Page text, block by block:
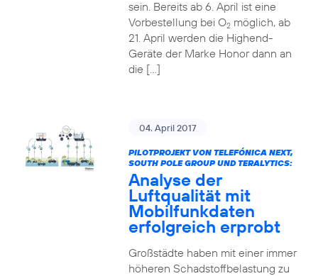
sein. Bereits ab 6. April ist eine
Vorbestellung bei O2möglich, ab
21. April werden die Highend-
Geräte der Marke Honor dann an
die […]
04. April 2017
PILOTPROJEKT VON TELEFÓNICA NEXT,
SOUTH POLE GROUP UND TERALYTICS:
Analyse der
Luftqualität mit
Mobilfunkdaten
erfolgreich erprobt
Großstädte haben mit einer immer
höheren Schadstoffbelastung zu